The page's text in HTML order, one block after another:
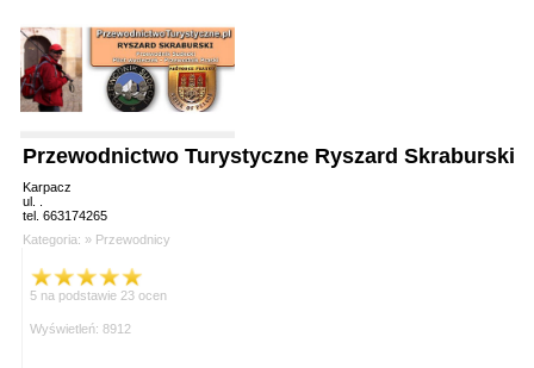
Przewodnictwo Turystyczne Ryszard Skraburski
Karpacz
ul. .
tel. 663174265
Kategoria: » Przewodnicy
5 na podstawie 23 ocen
Wyświetleń: 8912